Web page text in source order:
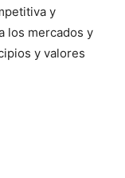
y
los mercados y
y valores